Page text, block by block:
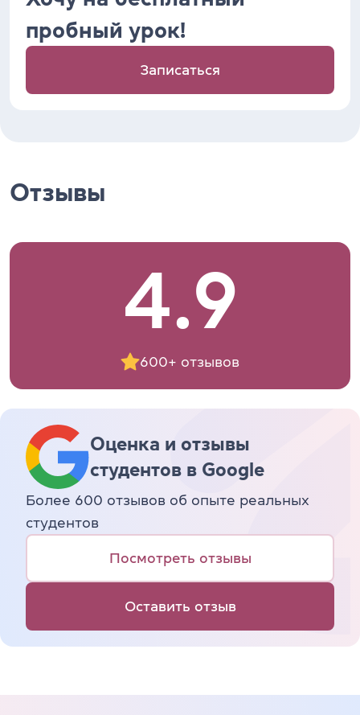
пробный урок!
Записаться
Отзывы
4.9
600+ отзывов
Оценка и отзывы
студентов в Google
Более 600 отзывов об опыте реальных
студентов
Посмотреть отзывы
Оставить отзыв